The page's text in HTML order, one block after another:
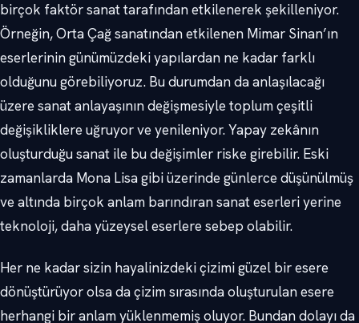
birçok faktör sanat tarafından etkilenerek şekilleniyor.
Örneğin, Orta Çağ sanatından etkilenen Mimar Sinan’ın
eserlerinin günümüzdeki yapılardan ne kadar farklı
olduğunu görebiliyoruz. Bu durumdan da anlaşılacağı
üzere sanat anlayaşının değişmesiyle toplum çeşitli
değişikliklere uğruyor ve yenileniyor. Yapay zekânın
oluşturduğu sanat ile bu değişimler riske girebilir. Eski
zamanlarda Mona Lisa gibi üzerinde günlerce düşünülmüş
ve altında birçok anlam barındıran sanat eserleri yerine
teknoloji, daha yüzeysel eserlere sebep olabilir.
Her ne kadar sizin hayalinizdeki çizimi güzel bir esere
dönüştürüyor olsa da çizim sırasında oluşturulan esere
herhangi bir anlam yüklenmemiş oluyor. Bundan dolayı da